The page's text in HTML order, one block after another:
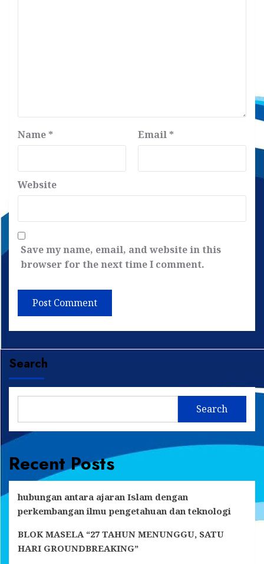
Name * Email *
Website
Save my name, email, and website in this
browser for the next time I comment.
Search
Search
Recent Posts
hubungan antara ajaran Islam dengan
perkembangan ilmu pengetahuan dan teknologi
BLOK MASELA “27 TAHUN MENUNGGU, SATU
HARI GROUNDBREAKING”